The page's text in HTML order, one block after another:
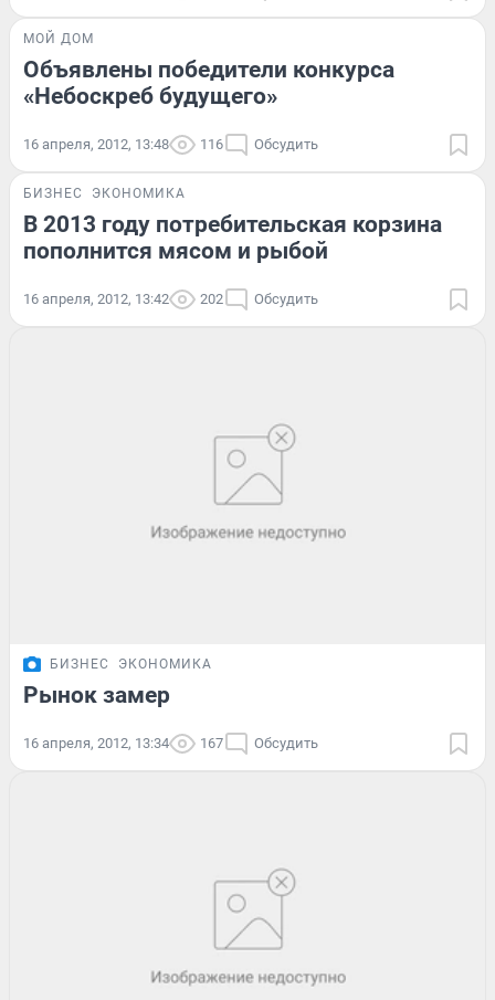
МОЙ ДОМ
Объявлены победители конкурса
«Небоскреб будущего»
16 апреля, 2012, 13:48 116 Обсудить
БИЗНЕС ЭКОНОМИКА
В 2013 году потребительская корзина
пополнится мясом и рыбой
16 апреля, 2012, 13:42 202 Обсудить
БИЗНЕС ЭКОНОМИКА
Рынок замер
16 апреля, 2012, 13:34 167 Обсудить